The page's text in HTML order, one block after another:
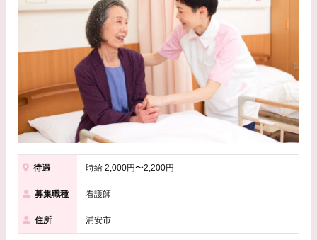
待遇 時給 2,000円〜2,200円
募集職種 看護師
住所 浦安市